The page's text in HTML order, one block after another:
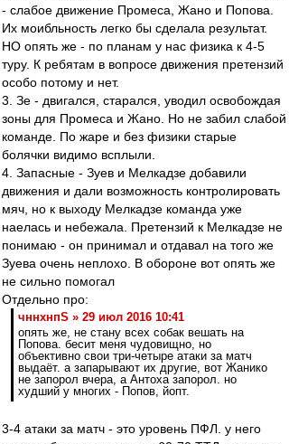
- слабое движение Промеса, Жано и Попова.
Их моибльность легко бы сделала результат.
НО опять же - по планам у нас физика к 4-5
туру. К ребятам в вопросе движения претензий
особо потому и нет.
3. Зе - двигался, старался, уводил освобождая
зоны для Промеса и Жано. Но не забил слабой
команде. По жаре и без физики старые
болячки видимо всплыли.
4. Запасные - Зуев и Мелкадзе добавили
движения и дали возможность контролировать
мяч, но к выходу Мелкадзе команда уже
наелась и небежала. Претензий к Мелкадзе не
понимаю - он принимал и отдавал на того же
Зуева очень неплохо. В обороне вот опять же
не сильно помогал
Отдельно про:
чннхнпS » 29 июл 2016 10:41
опять же, не стану всех собак вешать на
Попова. бесит меня чудовищно, но
объективно свои три-четыре атаки за матч
выдаёт. а запарывают их другие, вот Жанико
не запорол вчера, а Антоха запорол. но
худший у многих - Попов, йопт.
3-4 атаки за матч - это уровень ПФЛ. у него